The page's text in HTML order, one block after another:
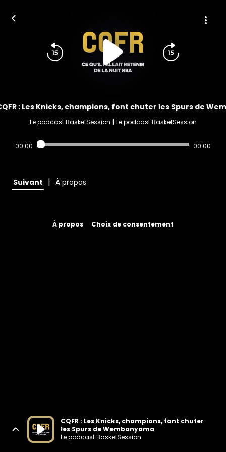
: Les Knicks, champions, font chuter les Spurs de
Le podcast BasketSession | Le podcast BasketSession
00:00 00:00
Suivant | À propos
À propos Choix de consentement
CQFR : Les Knicks, champions, font chuter
les Spurs de Wembanyama
Le podcast BasketSession